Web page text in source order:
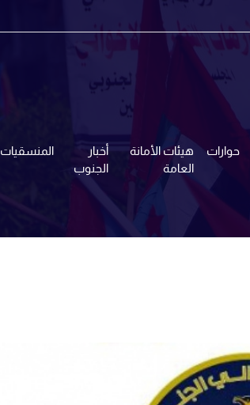
حوارات
هيئات الأمانة
العامة
أخبار
الجنوب
المنسقيات